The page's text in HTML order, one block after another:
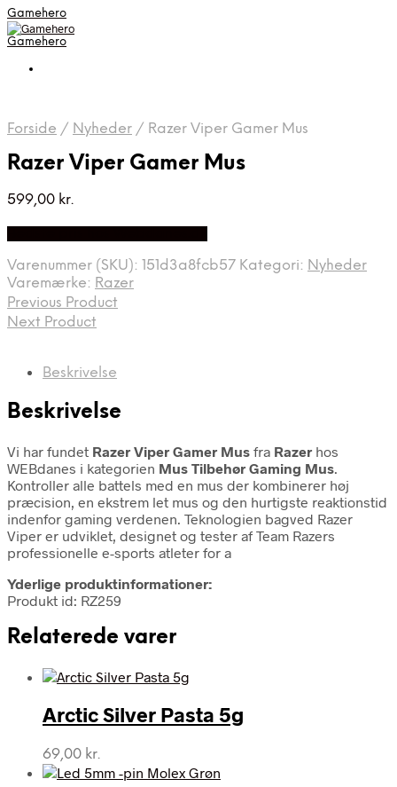
Gamehero
Gamehero
Forside / Nyheder / Razer Viper Gamer Mus
Razer Viper Gamer Mus
599,00 kr.
Varenummer (SKU): 151d3a8fcb57 Kategori: Nyheder
Varemærke: Razer
Previous Product
Next Product
Beskrivelse
Beskrivelse
Vi har fundet Razer Viper Gamer Mus fra Razer hos
WEBdanes i kategorien Mus Tilbehør Gaming Mus.
Kontroller alle battels med en mus der kombinerer høj
præcision, en ekstrem let mus og den hurtigste reaktionstid
indenfor gaming verdenen. Teknologien bagved Razer
Viper er udviklet, designet og tester af Team Razers
professionelle e-sports atleter for a
Yderlige produktinformationer:
Produkt id: RZ259
Relaterede varer
Arctic Silver Pasta 5g
69,00 kr.